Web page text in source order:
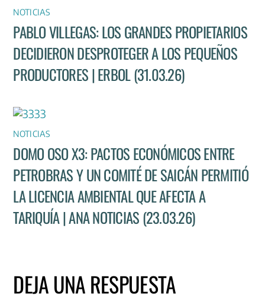
NOTICIAS
PABLO VILLEGAS: LOS GRANDES PROPIETARIOS
DECIDIERON DESPROTEGER A LOS PEQUEÑOS
PRODUCTORES | ERBOL (31.03.26)
NOTICIAS
DOMO OSO X3: PACTOS ECONÓMICOS ENTRE
PETROBRAS Y UN COMITÉ DE SAICÁN PERMITIÓ
LA LICENCIA AMBIENTAL QUE AFECTA A
TARIQUÍA | ANA NOTICIAS (23.03.26)
DEJA UNA RESPUESTA